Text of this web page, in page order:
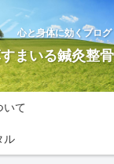
心と身体に効くブログ
まいる鍼灸整
いて
ル